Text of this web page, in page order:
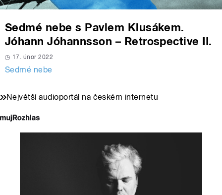
Sedmé nebe s Pavlem Klusákem.
Jóhann Jóhannsson – Retrospective II.
17. únor 2022
Sedmé nebe
Největší audioportál na českém internetu